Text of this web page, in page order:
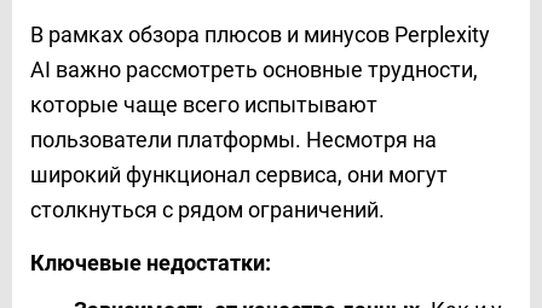
В рамках обзора плюсов и минусов Perplexity
AI важно рассмотреть основные трудности,
которые чаще всего испытывают
пользователи платформы. Несмотря на
широкий функционал сервиса, они могут
столкнуться с рядом ограничений.
Ключевые недостатки: